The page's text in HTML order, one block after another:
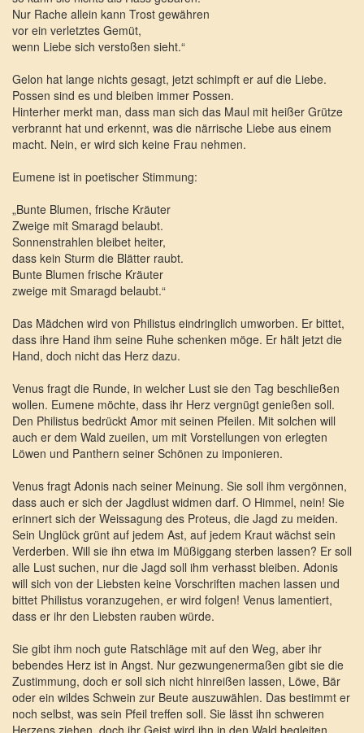
Nur Rache allein kann Trost gewähren
vor ein verletztes Gemüt,
wenn Liebe sich verstoßen sieht.“
Gelon hat lange nichts gesagt, jetzt schimpft er auf die Liebe.
Possen sind es und bleiben immer Possen.
Hinterher merkt man, dass man sich das Maul mit heißer Grütze
verbrannt hat und erkennt, was die närrische Liebe aus einem
macht. Nein, er wird sich keine Frau nehmen.
Eumene ist in poetischer Stimmung:
„Bunte Blumen, frische Kräuter
Zweige mit Smaragd belaubt.
Sonnenstrahlen bleibet heiter,
dass kein Sturm die Blätter raubt.
Bunte Blumen frische Kräuter
zweige mit Smaragd belaubt.“
Das Mädchen wird von Philistus eindringlich umworben. Er bittet,
dass ihre Hand ihm seine Ruhe schenken möge. Er hält jetzt die
Hand, doch nicht das Herz dazu.
Venus fragt die Runde, in welcher Lust sie den Tag beschließen
wollen. Eumene möchte, dass ihr Herz vergnügt genießen soll.
Den Philistus bedrückt Amor mit seinen Pfeilen. Mit solchen will
auch er dem Wald zueilen, um mit Vorstellungen von erlegten
Löwen und Panthern seiner Schönen zu imponieren.
Venus fragt Adonis nach seiner Meinung. Sie soll ihm vergönnen,
dass auch er sich der Jagdlust widmen darf. O Himmel, nein! Sie
erinnert sich der Weissagung des Proteus, die Jagd zu meiden.
Sein Unglück grünt auf jedem Ast, auf jedem Kraut wächst sein
Verderben. Will sie ihn etwa im Müßiggang sterben lassen? Er soll
alle Lust suchen, nur die Jagd soll ihm verhasst bleiben. Adonis
will sich von der Liebsten keine Vorschriften machen lassen und
bittet Philistus voranzugehen, er wird folgen! Venus lamentiert,
dass er ihr den Liebsten rauben würde.
Sie gibt ihm noch gute Ratschläge mit auf den Weg, aber ihr
bebendes Herz ist in Angst. Nur gezwungenermaßen gibt sie die
Zustimmung, doch er soll sich nicht hinreißen lassen, Löwe, Bär
oder ein wildes Schwein zur Beute auszuwählen. Das bestimmt er
noch selbst, was sein Pfeil treffen soll. Sie lässt ihn schweren
Herzens ziehen, doch ihr Geist wird ihn in den Wald begleiten.